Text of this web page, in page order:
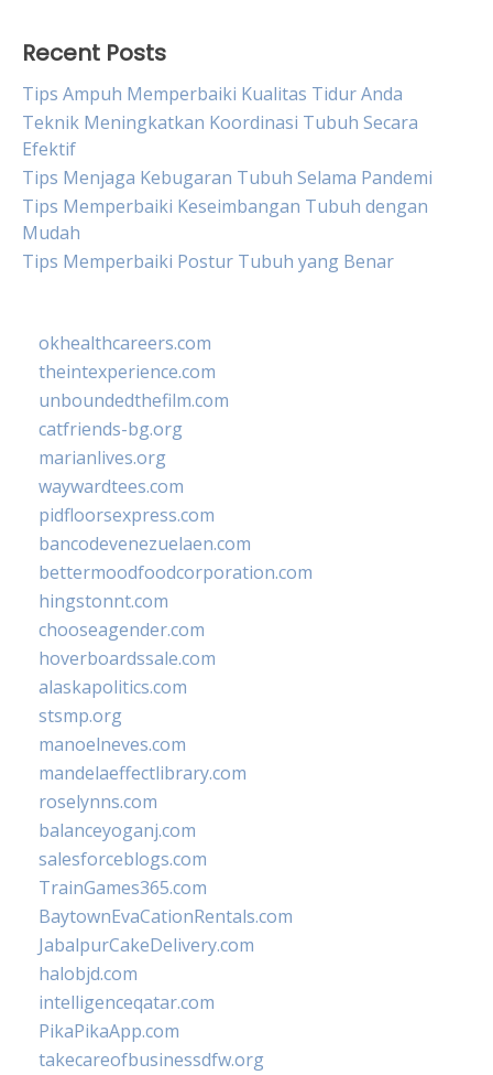
Recent Posts
Tips Ampuh Memperbaiki Kualitas Tidur Anda
Teknik Meningkatkan Koordinasi Tubuh Secara
Efektif
Tips Menjaga Kebugaran Tubuh Selama Pandemi
Tips Memperbaiki Keseimbangan Tubuh dengan
Mudah
Tips Memperbaiki Postur Tubuh yang Benar
okhealthcareers.com
theintexperience.com
unboundedthefilm.com
catfriends-bg.org
marianlives.org
waywardtees.com
pidfloorsexpress.com
bancodevenezuelaen.com
bettermoodfoodcorporation.com
hingstonnt.com
chooseagender.com
hoverboardssale.com
alaskapolitics.com
stsmp.org
manoelneves.com
mandelaeffectlibrary.com
roselynns.com
balanceyoganj.com
salesforceblogs.com
TrainGames365.com
BaytownEvaCationRentals.com
JabalpurCakeDelivery.com
halobjd.com
intelligenceqatar.com
PikaPikaApp.com
takecareofbusinessdfw.org